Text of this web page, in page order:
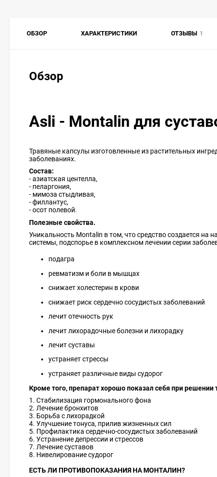
ОБЗОР ХАРАКТЕРИСТИКИ ОТЗЫВЫ 1
Обзор
Asli - Montalin для
Травяные капсулы изготовленные из растительных
заболеваниях.
Состав:
-азиатская центелла,
- пеларгония,
- мимоза стыдливая,
- филлантус,
- осот полевой.
Полезные свойства.
Уникальность Montalin в том, что средство создается на
системы, подспорье в комплексном лечении серии
подагра
ревматизм и боли в мышцах
снижает холестерин в крови
снижает риск сердечно сосудистых заболеваний
лечит отечность рук
лечит лихорадочные болезни и лихорадку
лечит суставы
устраняет стрессы
устраняет различные виды судорог
Кроме того, препарат хорошо показал себя при решении
1. Стабилизация гормонального фона
2. Лечение бронхитов
3. Борьба с лихорадкой
4. Улучшение тонуса, прилив жизненных сил
5. Профилактика сердечно-сосудистых заболеваний
6. Устранение депрессии и стрессов
7. Лечение суставов
8. Нивелирование судорог
ЕСТЬ ЛИ ПРОТИВОПОКАЗАНИЯ НА МОНТАЛИН?